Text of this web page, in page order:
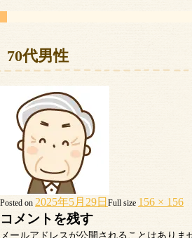
70代男性
Posted on 2025年5月29日 Full size 156 × 156
コメントを残す
メールアドレスが公開されることはありま